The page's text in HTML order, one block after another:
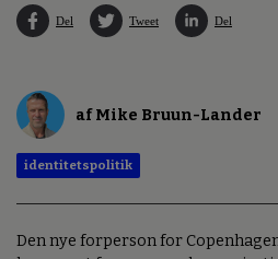
Del Tweet Del
af Mike Bruun-Lander
identitetspolitik
Den nye forperson for